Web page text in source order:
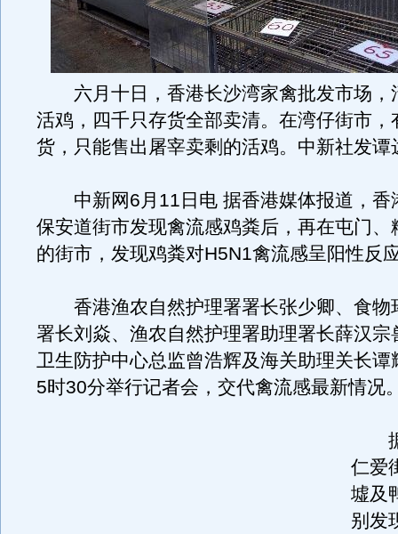
六月十日，香港长沙湾家禽批发市场，
活鸡，四千只存货全部卖清。在湾仔街市，
货，只能售出屠宰卖剩的活鸡。中新社发谭
中新网6月11日电 据香港媒体报道，香
保安道街市发现禽流感鸡粪后，再在屯门、
的街市，发现鸡粪对H5N1禽流感呈阳性反
香港渔农自然护理署署长张少卿、食物
署长刘焱、渔农自然护理署助理署长薛汉宗
卫生防护中心总监曾浩辉及海关助理关长谭
5时30分举行记者会，交代禽流感最新情况
据
仁爱
墟及
别发